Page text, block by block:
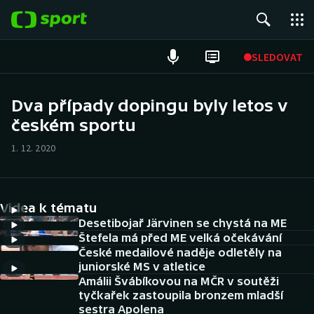
SLEDOVAT
Hokej
Cyklistika
DALŠÍ SPORTY
Americký fotbal
NEPŘEHLÉDNĚTE
Dva případy dopingu byly letos v
českém sportu
1. 12. 2020
Videa k tématu
Desetibojař Järvinen se chystá na ME
Štefela má před ME velká očekávání
České medailové naděje odletěly na
juniorské MS v atletice
Amálii Švábíkovou na MČR v soutěži
tyčkařek zastoupila bronzem mladší
sestra Apolena